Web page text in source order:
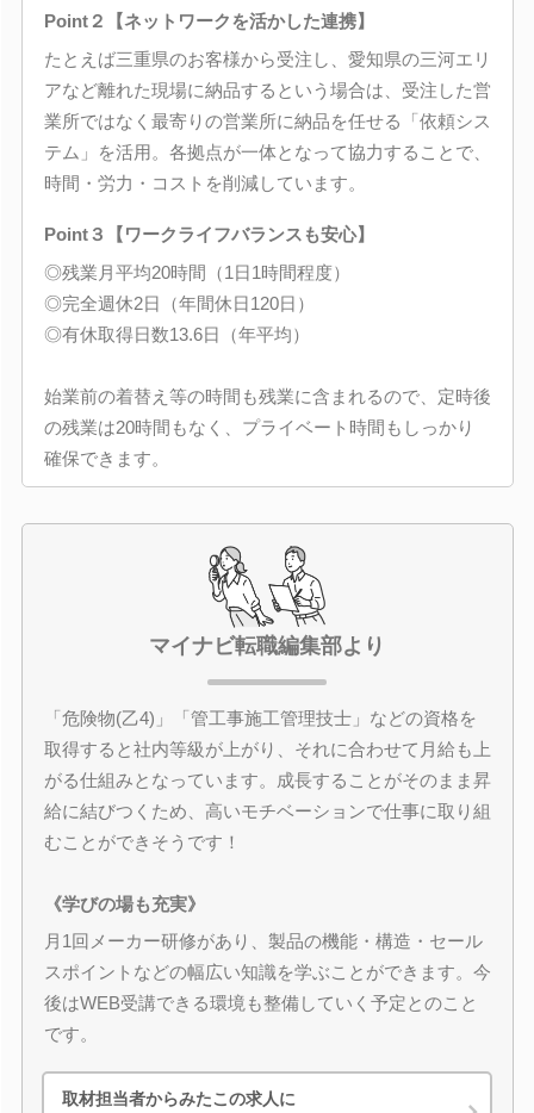
Point２【ネットワークを活かした連携】
たとえば三重県のお客様から受注し、愛知県の三河エリ
アなど離れた現場に納品するという場合は、受注した営
業所ではなく最寄りの営業所に納品を任せる「依頼シス
テム」を活用。各拠点が一体となって協力することで、
時間・労力・コストを削減しています。
Point３【ワークライフバランスも安心】
◎残業月平均20時間（1日1時間程度）
◎完全週休2日（年間休日120日）
◎有休取得日数13.6日（年平均）
始業前の着替え等の時間も残業に含まれるので、定時後
の残業は20時間もなく、プライベート時間もしっかり
確保できます。
マイナビ転職編集部より
「危険物(乙4)」「管工事施工管理技士」などの資格を
取得すると社内等級が上がり、それに合わせて月給も上
がる仕組みとなっています。成長することがそのまま昇
給に結びつくため、高いモチベーションで仕事に取り組
むことができそうです！
《学びの場も充実》
月1回メーカー研修があり、製品の機能・構造・セール
スポイントなどの幅広い知識を学ぶことができます。今
後はWEB受講できる環境も整備していく予定とのこと
です。
取材担当者からみたこの求人に